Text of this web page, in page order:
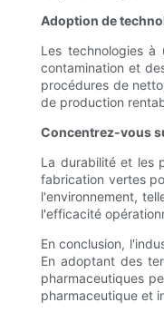
Adoption de
Les technologies
contamination et
procédures de
de production
Concentrez-vous
La durabilité et les
fabrication vertes
l'environnement,
l'efficacité
En conclusion,
En adoptant des
pharmaceutiques
pharmaceutique et